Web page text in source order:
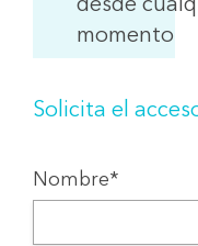
desde
momento
Solicita el
Nombre*